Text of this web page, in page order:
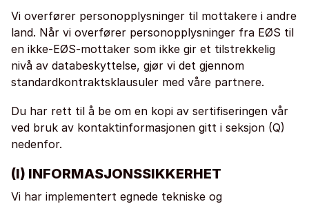
Vi overfører personopplysninger til mottakere i andre
land. Når vi overfører personopplysninger fra EØS til
en ikke-EØS-mottaker som ikke gir et tilstrekkelig
nivå av databeskyttelse, gjør vi det gjennom
standardkontraktsklausuler med våre partnere.
Du har rett til å be om en kopi av sertifiseringen vår
ved bruk av kontaktinformasjonen gitt i seksjon (Q)
nedenfor.
(I) INFORMASJONSSIKKERHET
Vi har implementert egnede tekniske og